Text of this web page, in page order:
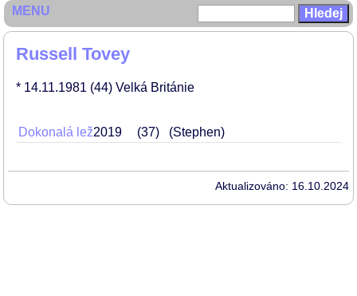
Russell Tovey
* 14.11.1981 (44) Velká Británie
Dokonalá lež2019 37 (Stephen)
Aktualizováno: 16.10.2024
MENU